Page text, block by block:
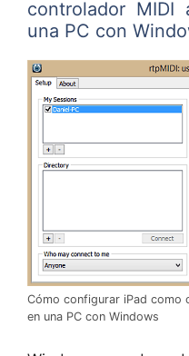
controlador
una PC con
Cómo configurar iPad como
en una PC con Windows